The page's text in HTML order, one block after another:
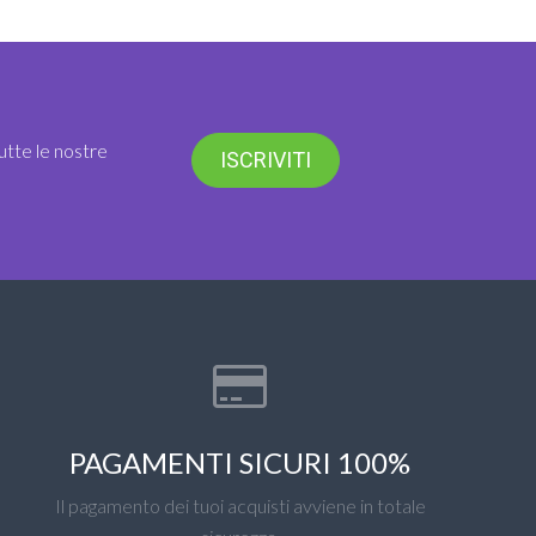
le nostre ISCRIVITI
PAGAMENTI SICURI 100%
Il pagamento dei tuoi acquisti avviene in totale